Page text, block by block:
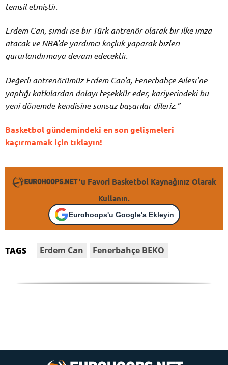
temsil etmiştir.
Erdem Can, şimdi ise bir Türk antrenör olarak bir ilke imza
atacak ve NBA’de yardımcı koçluk yaparak bizleri
gururlandırmaya devam edecektir.
Değerli antrenörümüz Erdem Can’a, Fenerbahçe Ailesi’ne
yaptığı katkılardan dolayı teşekkür eder, kariyerindeki bu
yeni dönemde kendisine sonsuz başarılar dileriz.”
Basketbol gündemindeki en son gelişmeleri
kaçırmamak için tıklayın!
'u Favori Basketbol Kaynağınız Olarak
Kullanın.
Eurohoops'u Google'a Ekleyin
TAGS Erdem Can Fenerbahçe BEKO